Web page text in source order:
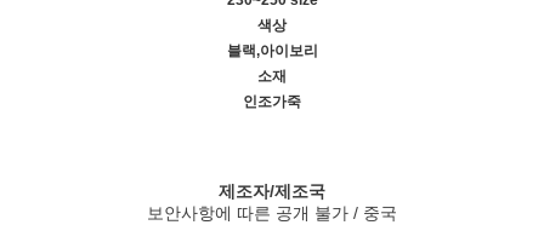
색상
블랙,아이보리
소재
인조가죽
제조자/제조국
보안사항에 따른 공개 불가 / 중국